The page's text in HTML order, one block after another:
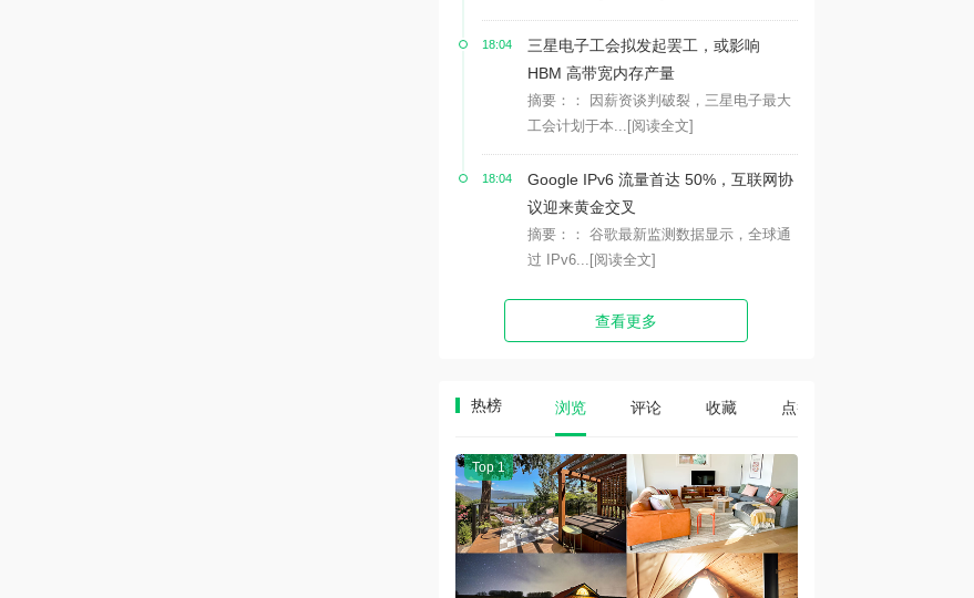
18:04
三星电子工会拟发起罢工，或影响
HBM 高带宽内存产量
摘要：： 因薪资谈判破裂，三星电子最大
工会计划于本... [阅读全文]
18:04
Google IPv6 流量首达 50%，互联网协
议迎来黄金交叉
摘要：： 谷歌最新监测数据显示，全球通
过 IPv6... [阅读全文]
查看更多
热榜 浏览 评论 收藏 点赞
Top 1